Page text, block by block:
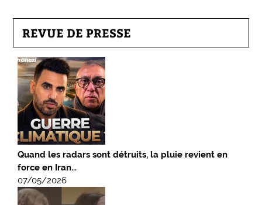
REVUE DE PRESSE
Quand les radars sont détruits, la pluie revient en
force en Iran…
07/05/2026